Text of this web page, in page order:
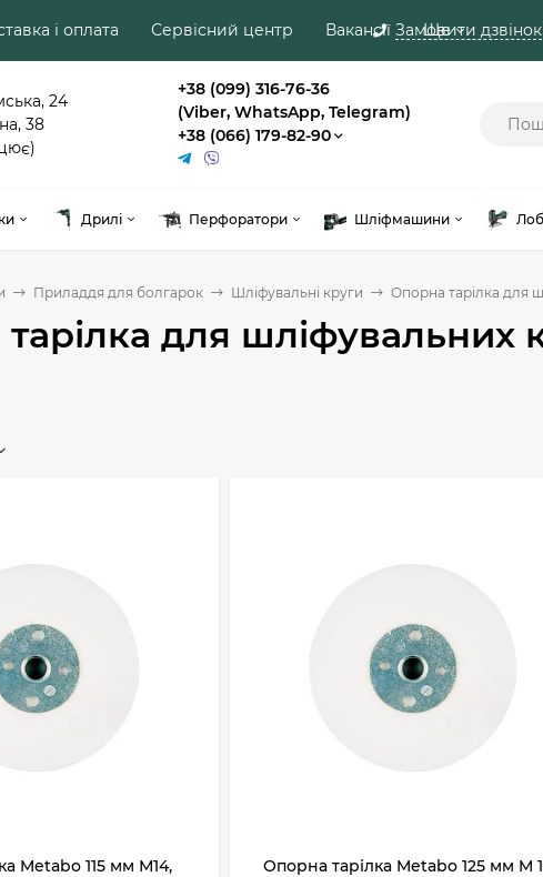
Замовити дзвінок
і оплата Сервісний центр Вакансії Ще
24
38
+38 (099) 316-76-36
(Viber, WhatsApp, Telegram)
+38 (066) 179-82-90
Дрилі Перфоратори Шліфмашини
Приладдя для болгарок Шліфувальні круги Опорна тарілка для
для шліфувальних
Metabo 115 мм М14,
Опорна тарілка Metabo 125 мм M